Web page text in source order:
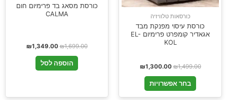
כורסאות טלוויזיה
כורסת עיסוי מפנקת מבד
אגאדיר קומפרט פרימיום EL-
KOL
₪1,499.00
₪1,300.00
בחר אפשרויות
כורסת מסאג בד פרימיום חום
CALMA
₪1,699.00
₪1,349.00
הוספה לסל